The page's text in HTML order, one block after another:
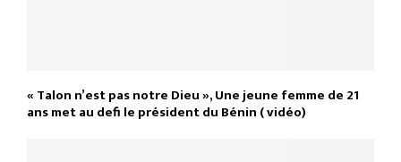
« Talon n’est pas notre Dieu », Une jeune femme de 21
ans met au defi le président du Bénin ( vidéo)